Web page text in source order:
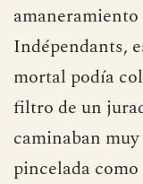
Indépendants,
mortal podía
filtro de un
caminaban
pincelada